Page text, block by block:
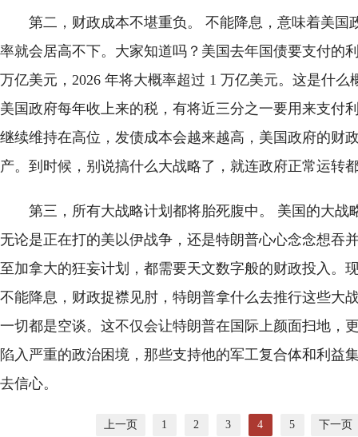
第二，财政成本不堪重负。 不能降息，意味着美国
率就会居高不下。大家知道吗？美国去年国债要支付的
万亿美元，2026 年将大概率超过 1 万亿美元。这是什么
美国政府每年收上来的税，有将近三分之一要用来支付
继续维持在高位，发债成本会越来越高，美国政府的财
产。到时候，别说搞什么大战略了，就连政府正常运转
第三，所有大战略计划都将胎死腹中。 美国的大战
无论是正在打的美以伊战争，还是特朗普心心念念想吞
至加拿大的狂妄计划，都需要天文数字般的财政投入。
不能降息，财政捉襟见肘，特朗普拿什么去推行这些大
一切都是空谈。这不仅会让特朗普在国际上颜面扫地，
陷入严重的政治困境，那些支持他的军工复合体和利益
去信心。
上一页 1 2 3 4 5 下一页